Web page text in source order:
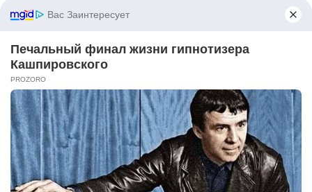
измученный и явно злой. Обнял её,
поцеловал спящих детей. А утром
отправился к матери.
Никто так и не узнал, о чём они говорили, но
с тех пор Марина Николаевна больше не
появлялась в их доме без приглашения.
Близнецы иногда навещают бабушку, но
только в сопровождении родителей. Теперь